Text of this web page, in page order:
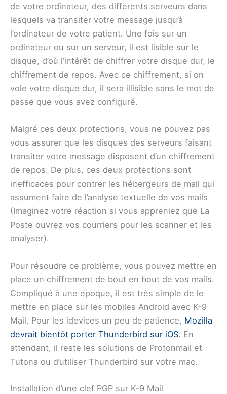
de votre ordinateur, des différents serveurs dans
lesquels va transiter votre message jusqu’à
l’ordinateur de votre patient. Une fois sur un
ordinateur ou sur un serveur, il est lisible sur le
disque, d’où l’intérêt de chiffrer votre disque dur, le
chiffrement de repos. Avec ce chiffrement, si on
vole votre disque dur, il sera illisible sans le mot de
passe que vous avez configuré.
Malgré ces deux protections, vous ne pouvez pas
vous assurer que les disques des serveurs faisant
transiter votre message disposent d’un chiffrement
de repos. De plus, ces deux protections sont
inefficaces pour contrer les hébergeurs de mail qui
assument faire de l’analyse textuelle de vos mails
(Imaginez votre réaction si vous appreniez que La
Poste ouvrez vos courriers pour les scanner et les
analyser).
Pour résoudre ce problème, vous pouvez mettre en
place un chiffrement de bout en bout de vos mails.
Compliqué à une époque, il est très simple de le
mettre en place sur les mobiles Android avec K-9
Mail. Pour les idevices un peu de patience, Mozilla
devrait bientôt porter Thunderbird sur iOS. En
attendant, il reste les solutions de Protonmail et
Tutona ou d’utiliser Thunderbird sur votre mac.
Installation d’une clef PGP sur K-9 Mail